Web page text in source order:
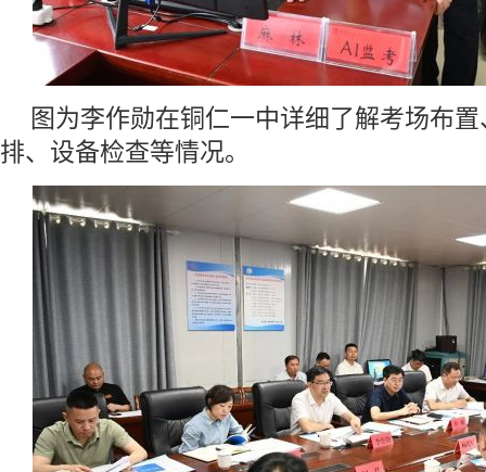
图为李作勋在铜仁一中详细了解考场布
排、设备检查等情况。